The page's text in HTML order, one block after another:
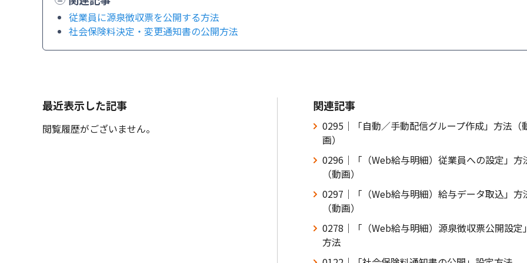
従業員に源泉徴収票を公開する方法
社会保険料決定・変更通知書の公開方法
最近表示した記事
閲覧履歴がございません。
関連記事
0295｜「自動／手動配信グループ作成」方法（
画）
0296｜「（Web給与明細）従業員への設定」方
（動画）
0297｜「（Web給与明細）給与データ取込」方
（動画）
0278｜「（Web給与明細）源泉徴収票公開設定」
方法